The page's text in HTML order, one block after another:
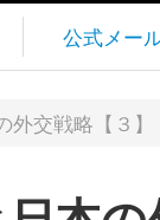
公式メー
外交戦略【３